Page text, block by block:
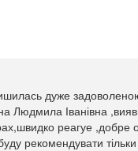
дуже
Людмила Іванівна
реагуе ,добре
рекомендувати